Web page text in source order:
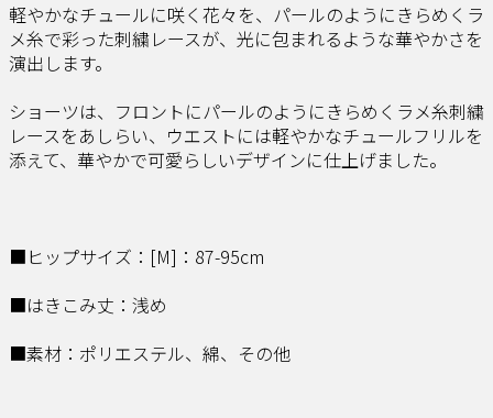
軽やかなチュールに咲く花々を、パールのようにきらめくラ
メ糸で彩った刺繍レースが、光に包まれるような華やかさを
演出します。
ショーツは、フロントにパールのようにきらめくラメ糸刺繍
レースをあしらい、ウエストには軽やかなチュールフリルを
添えて、華やかで可愛らしいデザインに仕上げました。
■ヒップサイズ：[M]：87-95cm
■はきこみ丈：浅め
■素材：ポリエステル、綿、その他